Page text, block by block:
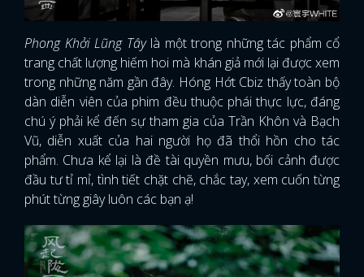
Phong Khởi Lũng Tâylà một trong những tác phẩm cổ
trang chất lượng hiếm hoi mà khán giả mới lại được xem
trong những năm gần đây. Hóng Hớt Cbiz thấy toàn bộ
dàn diễn viên của phim đều thuộc phái thực lực, đáng
chú ý phải kể đến sự tham gia của Trần Khôn và Bạch
Vũ, diễn xuất của hai người họ đã thổi hồn cho tác
phẩm. Chưa kể lại là đề tài quyền mưu, bối cảnh được
đầu tư tỉ mỉ, tình tiết chặt chẽ, chắc tay, xem cuốn từng
phút từng giây luôn các bạn ạ!